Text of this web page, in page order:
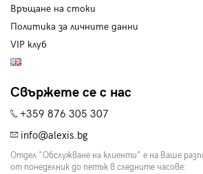
Връщане на стоки
Политика за личните данни
VIP клуб
Свържете се с нас
+359 876 305 307
info@alexis.bg
Отдел "Обслужване на клиенти" е на Ваше
от понеделник до петък в следните часове: